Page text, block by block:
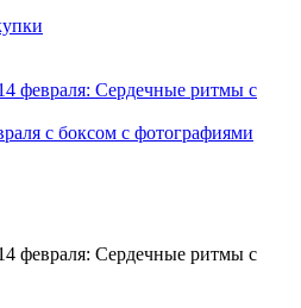
с боксом с фотографиями